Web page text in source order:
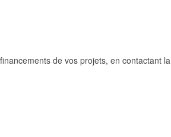
de vos projets, en contactant la